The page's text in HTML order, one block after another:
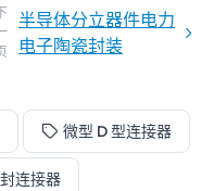
半导体分立器件电力
电子陶瓷封装
微型 D 型连接器
连接器